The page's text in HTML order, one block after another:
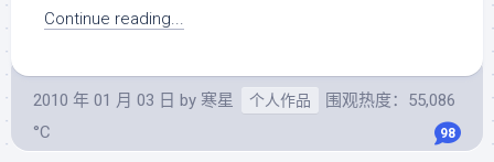
Continue reading...
2010 年 01 月 03 日 by 寒星 个人作品
围观热度：55,086
°C
98